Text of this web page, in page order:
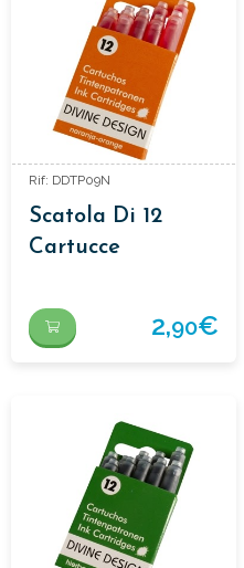
Rif: DDTP09N
Scatola Di 12
Cartucce
2,90€